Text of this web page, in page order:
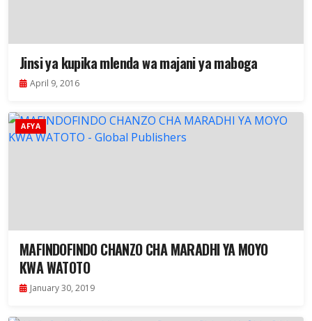
Jinsi ya kupika mlenda wa majani ya maboga
April 9, 2016
AFYA
MAFINDOFINDO CHANZO CHA MARADHI YA MOYO
KWA WATOTO
January 30, 2019